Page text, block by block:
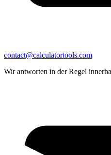
contact@calculatortools.com
Wir antworten in der Regel